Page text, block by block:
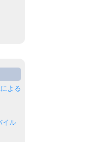
よる
イル